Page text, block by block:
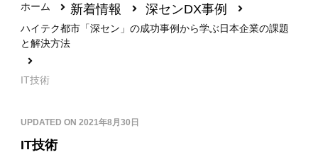
ホーム 新着情報 深センDX事例
ハイテク都市「深セン」の成功事例から学ぶ日本企業の課題
と解決方法
IT技術
UPDATED ON 2021年8月30日
IT技術